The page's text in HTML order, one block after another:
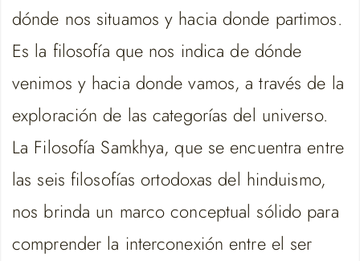
dónde nos situamos y hacia donde partimos.
Es la filosofía que nos indica de dónde
venimos y hacia donde vamos, a través de la
exploración de las categorías del universo.
La Filosofía Samkhya, que se encuentra entre
las seis filosofías ortodoxas del hinduismo,
nos brinda un marco conceptual sólido para
comprender la interconexión entre el ser